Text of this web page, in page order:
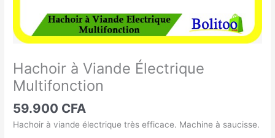
Hachoir à Viande Électrique
Multifonction
59.900 CFA
Hachoir à viande électrique très efficace. Machine à saucisse.